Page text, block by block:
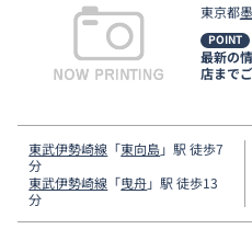
東京都
POINT
最新の
店まで
東武伊勢崎線 「東向島」駅 徒歩7
分
東武伊勢崎線 「曳舟」駅 徒歩13
分